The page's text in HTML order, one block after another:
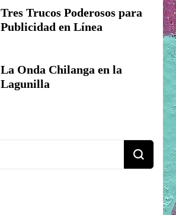
Tres Trucos Poderosos para
Publicidad en Línea
La Onda Chilanga en la
Lagunilla